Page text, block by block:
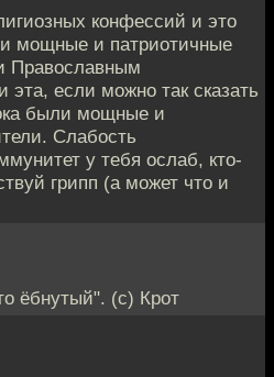
конфессий и это
мощные и патриотичные
Православным
эта, если можно так сказать
были мощные и
Слабость
у тебя ослаб, кто-
грипп (а может что и
ёбнутый". (с) Крот